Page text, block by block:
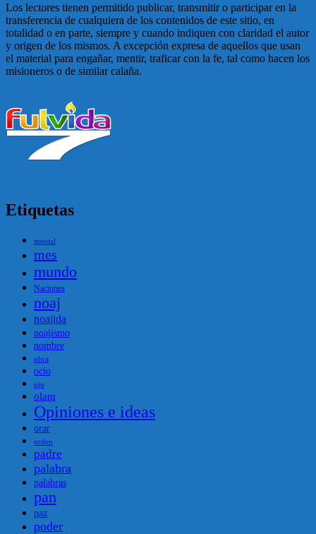
Los lectores tienen permitido publicar, transmitir o participar en la
transferencia de cualquiera de los contenidos de este sitio, en
totalidad o en parte, siempre y cuando indiquen con claridad el autor
y origen de los mismos. A excepción expresa de aquellos que usan
el material para engañar, mentir, traficar con la fe, tal como hacen los
misioneros o de similar calaña.
Etiquetas
mental
mes
mundo
Naciones
noaj
noajida
noajismo
nombre
obra
ocio
ojo
olam
Opiniones e ideas
orar
orden
padre
palabra
palabras
pan
paz
poder